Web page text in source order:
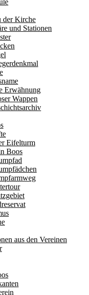
der Kirche
und Stationen
Erwähnung
Wappen
Eifelturm
Boos
aus den Vereinen